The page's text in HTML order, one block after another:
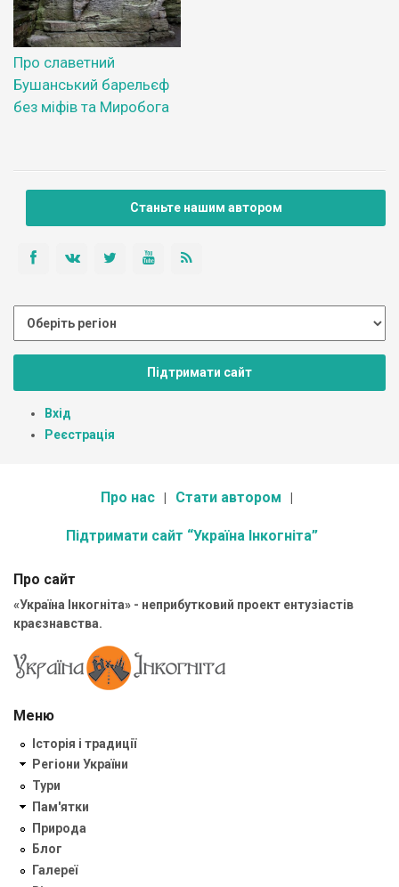
Про славетний
Бушанський барельєф
без міфів та Миробога
Станьте нашим автором
Підтримати сайт
Вхід
Реєстрація
Про нас Стати автором
Підтримати сайт “Україна Інкогніта”
Про сайт
«Україна Інкогніта» - неприбутковий проект ентузіастів
краєзнавства.
Меню
Історія і традиції
Регіони України
Тури
Пам'ятки
Природа
Блог
Галереї